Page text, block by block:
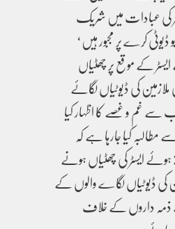
کی عبادات میں شریک
کرے پر مجبور ہیں‘
کے موقع پر چھٹیاں
کی ڈیوٹیاں لگائے
سے غم و غصے کا اظہار کیا
کیا جارہا ہے کہ
ایسٹر کی چھٹیاں ہونے
کی ڈیوٹیاں لگاے والوں کے
داروں کے خلاف